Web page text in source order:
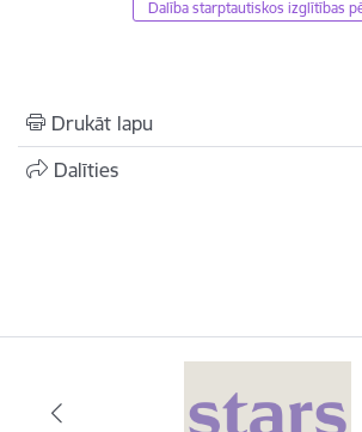
Dalība starptautiskos izglītības
Drukāt lapu
Dalīties